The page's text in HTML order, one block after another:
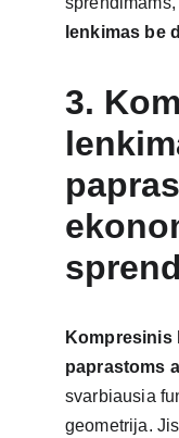
lenkimas be
3.
Kompresinis
paprastoms
svarbiausia
geometrija.